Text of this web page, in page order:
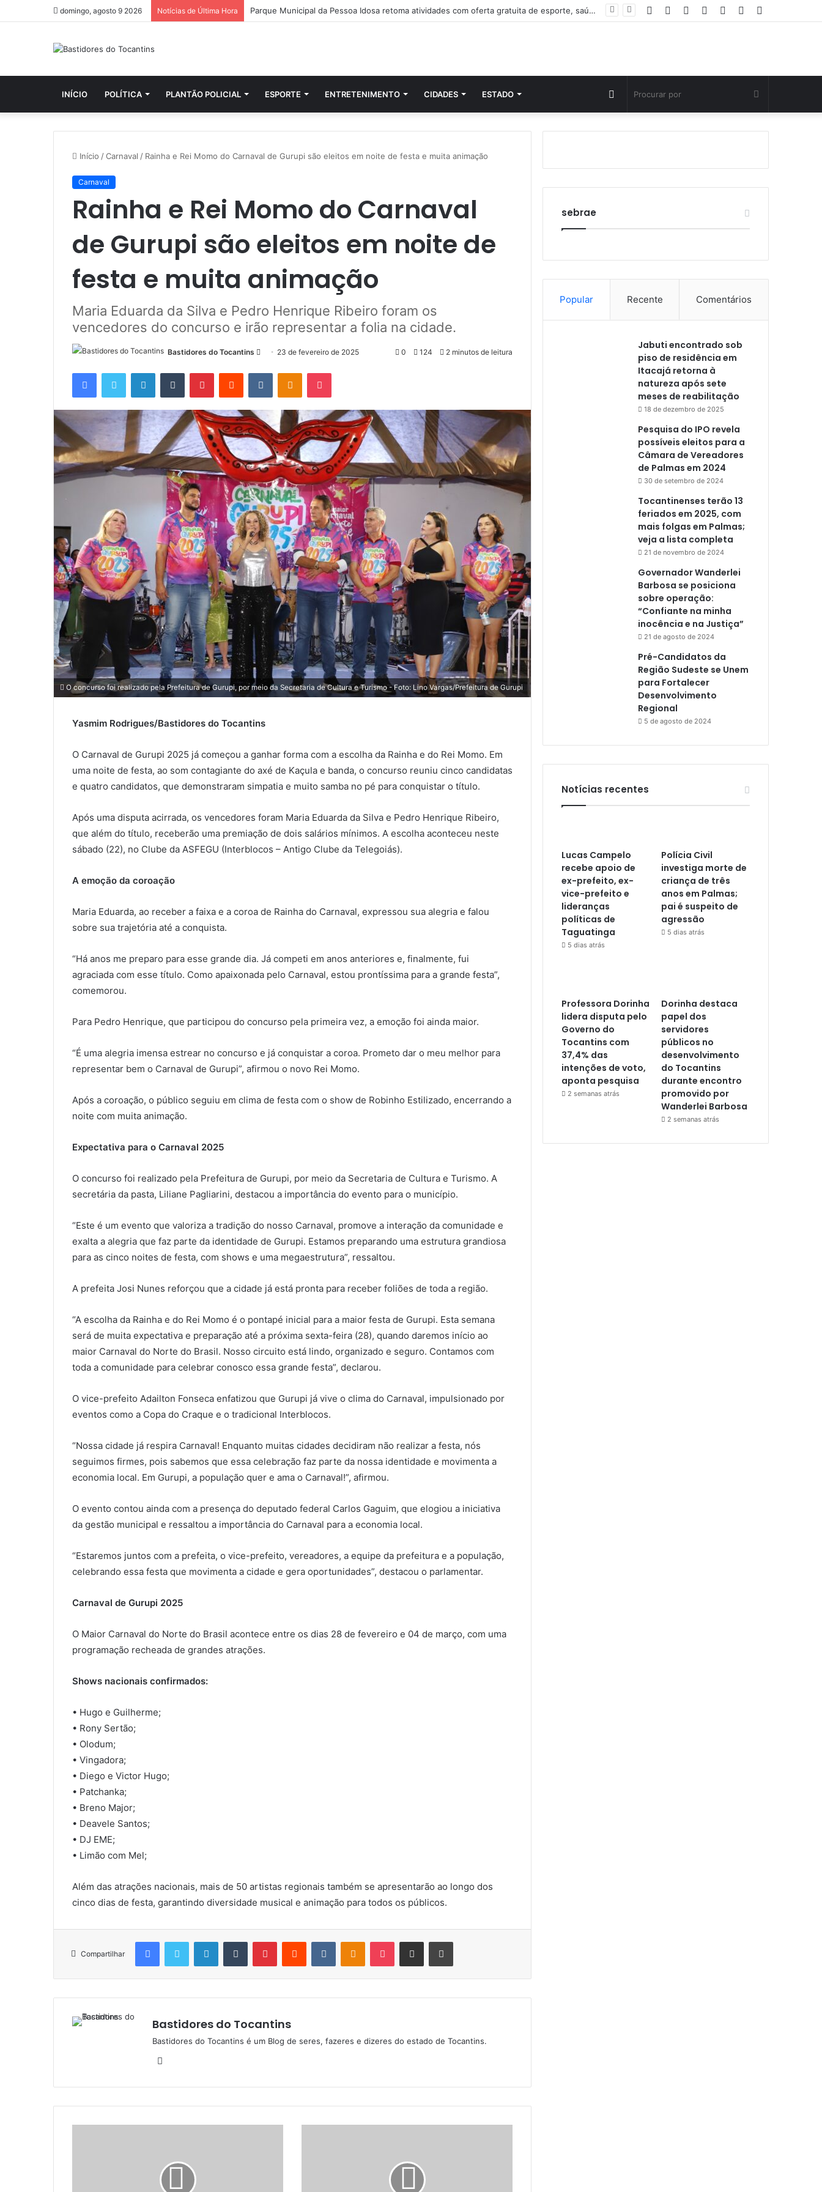
domingo, agosto 9 2026 Notícias de Última Hora Polícia Civil investiga morte de criança de três anos em Palmas; pai é suspeito de agressão
Artigo
Entrar
Instagram
YouTube
Twitter
Facebook
INÍCIO POLÍTICA PLANTÃO POLICIAL ESPORTE ENTRETENIMENTO CIDADES ESTADO
por
Switch
skin
Início /Carnaval / Rainha e Rei Momo do Carnaval de Gurupi são eleitos em noite de festa e muita animação
Carnaval
Rainha e Rei Momo do Carnaval
de Gurupi são eleitos em noite de
festa e muita animação
Maria Eduarda da Silva e Pedro Henrique Ribeiro foram os
vencedores do concurso e irão representar a folia na cidade.
Bastidores do Tocantins
n
d
e
u
m
-
m
a
i
l
23 de fevereiro de 2025 0 124 2 minutos de leitura
O concurso foi realizado pela Prefeitura de Gurupi, por meio da Secretaria de Cultura e Turismo - Foto: Lino Vargas/Prefeitura de Gurupi
Yasmim Rodrigues/Bastidores do Tocantins
O Carnaval de Gurupi 2025 já começou a ganhar forma com a escolha da Rainha e do Rei Momo. Em
uma noite de festa, ao som contagiante do axé de Kaçula e banda, o concurso reuniu cinco candidatas
e quatro candidatos, que demonstraram simpatia e muito samba no pé para conquistar o título.
Após uma disputa acirrada, os vencedores foram Maria Eduarda da Silva e Pedro Henrique Ribeiro,
que além do título, receberão uma premiação de dois salários mínimos. A escolha aconteceu neste
sábado (22), no Clube da ASFEGU (Interblocos – Antigo Clube da Telegoiás).
A emoção da coroação
Maria Eduarda, ao receber a faixa e a coroa de Rainha do Carnaval, expressou sua alegria e falou
sobre sua trajetória até a conquista.
“Há anos me preparo para esse grande dia. Já competi em anos anteriores e, finalmente, fui
agraciada com esse título. Como apaixonada pelo Carnaval, estou prontíssima para a grande festa”,
comemorou.
Para Pedro Henrique, que participou do concurso pela primeira vez, a emoção foi ainda maior.
“É uma alegria imensa estrear no concurso e já conquistar a coroa. Prometo dar o meu melhor para
representar bem o Carnaval de Gurupi”, afirmou o novo Rei Momo.
Após a coroação, o público seguiu em clima de festa com o show de Robinho Estilizado, encerrando a
noite com muita animação.
Expectativa para o Carnaval 2025
O concurso foi realizado pela Prefeitura de Gurupi, por meio da Secretaria de Cultura e Turismo. A
secretária da pasta, Liliane Pagliarini, destacou a importância do evento para o município.
“Este é um evento que valoriza a tradição do nosso Carnaval, promove a interação da comunidade e
exalta a alegria que faz parte da identidade de Gurupi. Estamos preparando uma estrutura grandiosa
para as cinco noites de festa, com shows e uma megaestrutura”, ressaltou.
A prefeita Josi Nunes reforçou que a cidade já está pronta para receber foliões de toda a região.
“A escolha da Rainha e do Rei Momo é o pontapé inicial para a maior festa de Gurupi. Esta semana
será de muita expectativa e preparação até a próxima sexta-feira (28), quando daremos início ao
maior Carnaval do Norte do Brasil. Nosso circuito está lindo, organizado e seguro. Contamos com
toda a comunidade para celebrar conosco essa grande festa”, declarou.
O vice-prefeito Adailton Fonseca enfatizou que Gurupi já vive o clima do Carnaval, impulsionado por
eventos como a Copa do Craque e o tradicional Interblocos.
“Nossa cidade já respira Carnaval! Enquanto muitas cidades decidiram não realizar a festa, nós
seguimos firmes, pois sabemos que essa celebração faz parte da nossa identidade e movimenta a
economia local. Em Gurupi, a população quer e ama o Carnaval!”, afirmou.
O evento contou ainda com a presença do deputado federal Carlos Gaguim, que elogiou a iniciativa
da gestão municipal e ressaltou a importância do Carnaval para a economia local.
“Estaremos juntos com a prefeita, o vice-prefeito, vereadores, a equipe da prefeitura e a população,
celebrando essa festa que movimenta a cidade e gera oportunidades”, destacou o parlamentar.
Carnaval de Gurupi 2025
O Maior Carnaval do Norte do Brasil acontece entre os dias 28 de fevereiro e 04 de março, com uma
programação recheada de grandes atrações.
Shows nacionais confirmados:
• Hugo e Guilherme;
• Rony Sertão;
• Olodum;
• Vingadora;
• Diego e Victor Hugo;
• Patchanka;
• Breno Major;
• Deavele Santos;
• DJ EME;
• Limão com Mel;
Além das atrações nacionais, mais de 50 artistas regionais também se apresentarão ao longo dos
cinco dias de festa, garantindo diversidade musical e animação para todos os públicos.
Compartilhar
Bastidores do Tocantins
Bastidores do Tocantins é um Blog de seres, fazeres e dizeres do estado de Tocantins.
b
s
sebrae
Popular Recente Comentários
Jabuti encontrado sob
piso de residência em
Itacajá retorna à
natureza após sete
meses de reabilitação
18 de dezembro de 2025
Pesquisa do IPO revela
possíveis eleitos para a
Câmara de Vereadores
de Palmas em 2024
30 de setembro de 2024
Tocantinenses terão 13
feriados em 2025, com
mais folgas em Palmas;
veja a lista completa
21 de novembro de 2024
Governador Wanderlei
Barbosa se posiciona
sobre operação:
“Confiante na minha
inocência e na Justiça”
21 de agosto de 2024
Pré-Candidatos da
Região Sudeste se Unem
para Fortalecer
Desenvolvimento
Regional
5 de agosto de 2024
Notícias recentes
Lucas Campelo
recebe apoio de
ex-prefeito, ex-
vice-prefeito e
lideranças
políticas de
Taguatinga
5 dias atrás
Polícia Civil
investiga morte de
criança de três
anos em Palmas;
pai é suspeito de
agressão
5 dias atrás
Professora Dorinha
lidera disputa pelo
Governo do
Tocantins com
37,4% das
intenções de voto,
aponta pesquisa
2 semanas atrás
Dorinha destaca
papel dos
servidores
públicos no
desenvolvimento
do Tocantins
durante encontro
promovido por
Wanderlei Barbosa
2 semanas atrás